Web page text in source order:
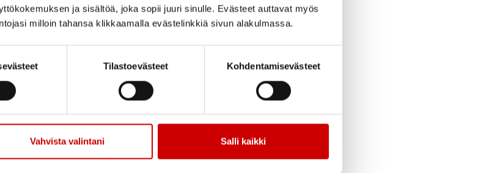
ja sisältöä, joka sopii juuri sinulle. Evästeet auttavat myös
milloin tahansa klikkaamalla evästelinkkiä sivun alakulmassa.
Tilastoevästeet Kohdentamisevästeet
Vahvista valintani Salli kaikki
odottaessa
julkaistaan mahdollisimman pian.
/ Hämeenlinna
järjestökoordinaattorilta tai hallituksen
löytyvät täältä:
Yhteystiedot –
Syke Ry